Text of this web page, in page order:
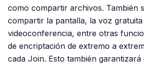
como compartir archivos. También
compartir la pantalla, la voz
videoconferencia, entre otras
de encriptación de extremo a
cada Join. Esto también